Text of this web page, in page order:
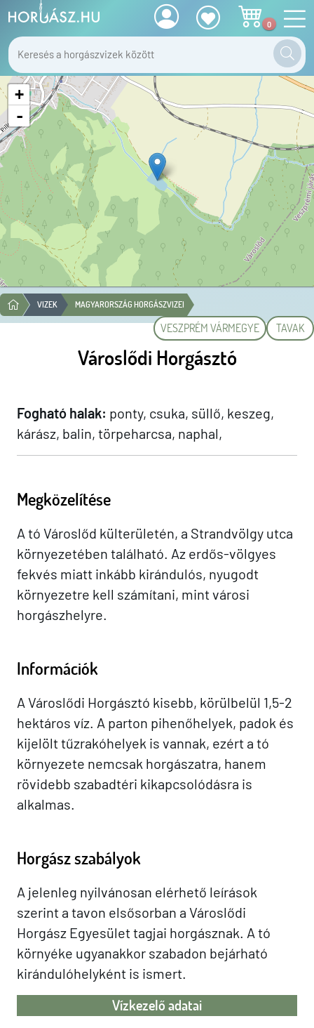
0
+
-
VIZEK MAGYARORSZÁG HORGÁSZVIZEI
VESZPRÉM VÁRMEGYE TAVAK
Városlődi Horgásztó
Fogható halak: ponty, csuka, süllő, keszeg,
kárász, balin, törpeharcsa, naphal,
Megközelítése
A tó Városlőd külterületén, a Strandvölgy utca
környezetében található. Az erdős-völgyes
fekvés miatt inkább kirándulós, nyugodt
környezetre kell számítani, mint városi
horgászhelyre.
Információk
A Városlődi Horgásztó kisebb, körülbelül 1,5-2
hektáros víz. A parton pihenőhelyek, padok és
kijelölt tűzrakóhelyek is vannak, ezért a tó
környezete nemcsak horgászatra, hanem
rövidebb szabadtéri kikapcsolódásra is
alkalmas.
Horgász szabályok
A jelenleg nyilvánosan elérhető leírások
szerint a tavon elsősorban a Városlődi
Horgász Egyesület tagjai horgásznak. A tó
környéke ugyanakkor szabadon bejárható
kirándulóhelyként is ismert.
Vízkezelő adatai